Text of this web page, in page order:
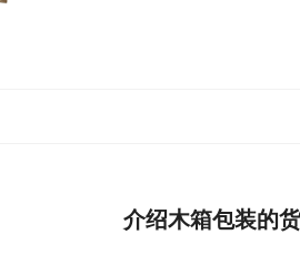
介绍木箱包装的